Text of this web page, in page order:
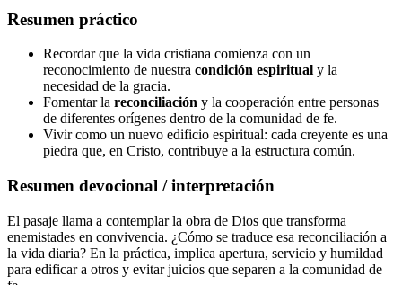
Resumen práctico
Recordar que la vida cristiana comienza con un
reconocimiento de nuestra condición espiritual y la
necesidad de la gracia.
Fomentar la reconciliación y la cooperación entre personas
de diferentes orígenes dentro de la comunidad de fe.
Vivir como un nuevo edificio espiritual: cada creyente es una
piedra que, en Cristo, contribuye a la estructura común.
Resumen devocional / interpretación
El pasaje llama a contemplar la obra de Dios que transforma
enemistades en convivencia. ¿Cómo se traduce esa reconciliación a
la vida diaria? En la práctica, implica apertura, servicio y humildad
para edificar a otros y evitar juicios que separen a la comunidad de